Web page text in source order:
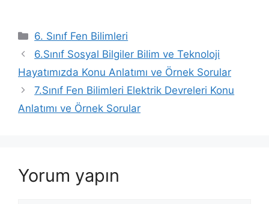
Kategoriler
6. Sınıf Fen Bilimleri
6.Sınıf Sosyal Bilgiler Bilim ve Teknoloji
Hayatımızda Konu Anlatımı ve Örnek Sorular
7.Sınıf Fen Bilimleri Elektrik Devreleri Konu
Anlatımı ve Örnek Sorular
Yorum yapın